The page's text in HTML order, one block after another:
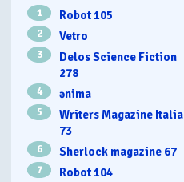
1 Robot 105
2 Vetro
3
Delos Science Fiction
278
4 ənima
5
Writers Magazine Italia
73
6 Sherlock magazine 67
7 Robot 104